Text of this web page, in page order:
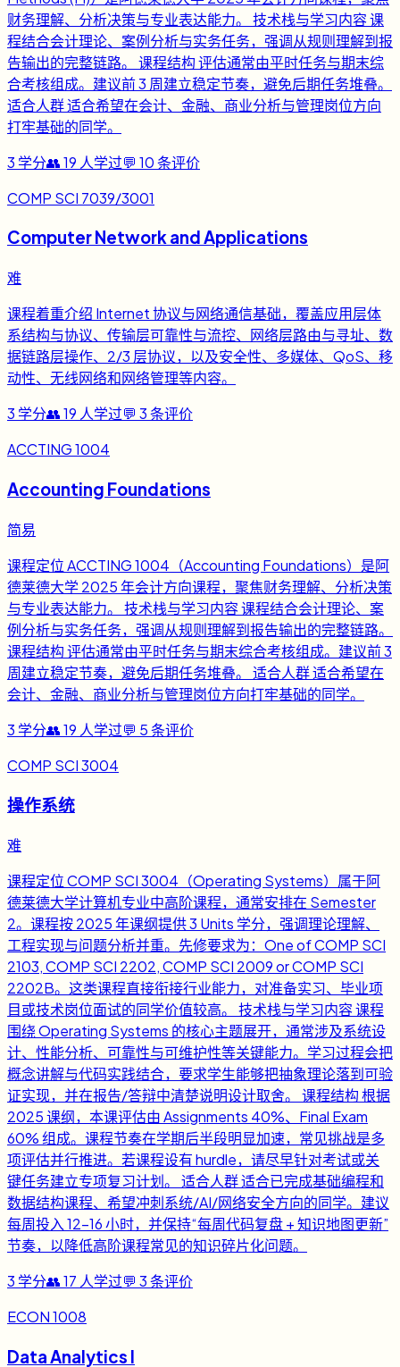
财务理解、分析决策与专业表达能力。 技术栈与学习内容 课
程结合会计理论、案例分析与实务任务，强调从规则理解到报
告输出的完整链路。 课程结构 评估通常由平时任务与期末综
合考核组成。建议前 3 周建立稳定节奏，避免后期任务堆叠。
适合人群 适合希望在会计、金融、商业分析与管理岗位方向
打牢基础的同学。
3 学分👥19 人学过💬 10条评价
COMP SCI 7039/3001
Computer Network and Applications
难
课程着重介绍 Internet 协议与网络通信基础，覆盖应用层体
系结构与协议、传输层可靠性与流控、网络层路由与寻址、数
据链路层操作、2/3 层协议，以及安全性、多媒体、QoS、移
动性、无线网络和网络管理等内容。
3 学分👥19 人学过💬 3条评价
ACCTING 1004
Accounting Foundations
简易
课程定位 ACCTING 1004（Accounting Foundations）是阿
德莱德大学 2025 年会计方向课程，聚焦财务理解、分析决策
与专业表达能力。 技术栈与学习内容 课程结合会计理论、案
例分析与实务任务，强调从规则理解到报告输出的完整链路。
课程结构 评估通常由平时任务与期末综合考核组成。建议前 3
周建立稳定节奏，避免后期任务堆叠。 适合人群 适合希望在
会计、金融、商业分析与管理岗位方向打牢基础的同学。
3 学分👥19 人学过💬 5条评价
COMP SCI 3004
操作系统
难
课程定位 COMP SCI 3004（Operating Systems）属于阿
德莱德大学计算机专业中高阶课程，通常安排在 Semester
2。课程按 2025 年课纲提供 3 Units 学分，强调理论理解、
工程实现与问题分析并重。先修要求为：One of COMP SCI
2103, COMP SCI 2202, COMP SCI 2009 or COMP SCI
2202B。这类课程直接衔接行业能力，对准备实习、毕业项
目或技术岗位面试的同学价值较高。 技术栈与学习内容 课程
围绕 Operating Systems 的核心主题展开，通常涉及系统设
计、性能分析、可靠性与可维护性等关键能力。学习过程会把
概念讲解与代码实践结合，要求学生能够把抽象理论落到可验
证实现，并在报告/答辩中清楚说明设计取舍。 课程结构 根据
2025 课纲，本课评估由 Assignments 40%、Final Exam
60% 组成。课程节奏在学期后半段明显加速，常见挑战是多
项评估并行推进。若课程设有 hurdle，请尽早针对考试或关
键任务建立专项复习计划。 适合人群 适合已完成基础编程和
数据结构课程、希望冲刺系统/AI/网络安全方向的同学。建议
每周投入 12-16 小时，并保持“每周代码复盘 + 知识地图更新”
节奏，以降低高阶课程常见的知识碎片化问题。
3 学分👥17 人学过💬 3条评价
ECON 1008
Data Analytics I